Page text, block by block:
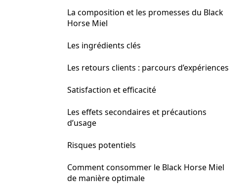
La composition et les promesses du Black
Horse Miel
Les ingrédients clés
Les retours clients : parcours d’expériences
Satisfaction et efficacité
Les effets secondaires et précautions
d’usage
Risques potentiels
Comment consommer le Black Horse Miel
de manière optimale